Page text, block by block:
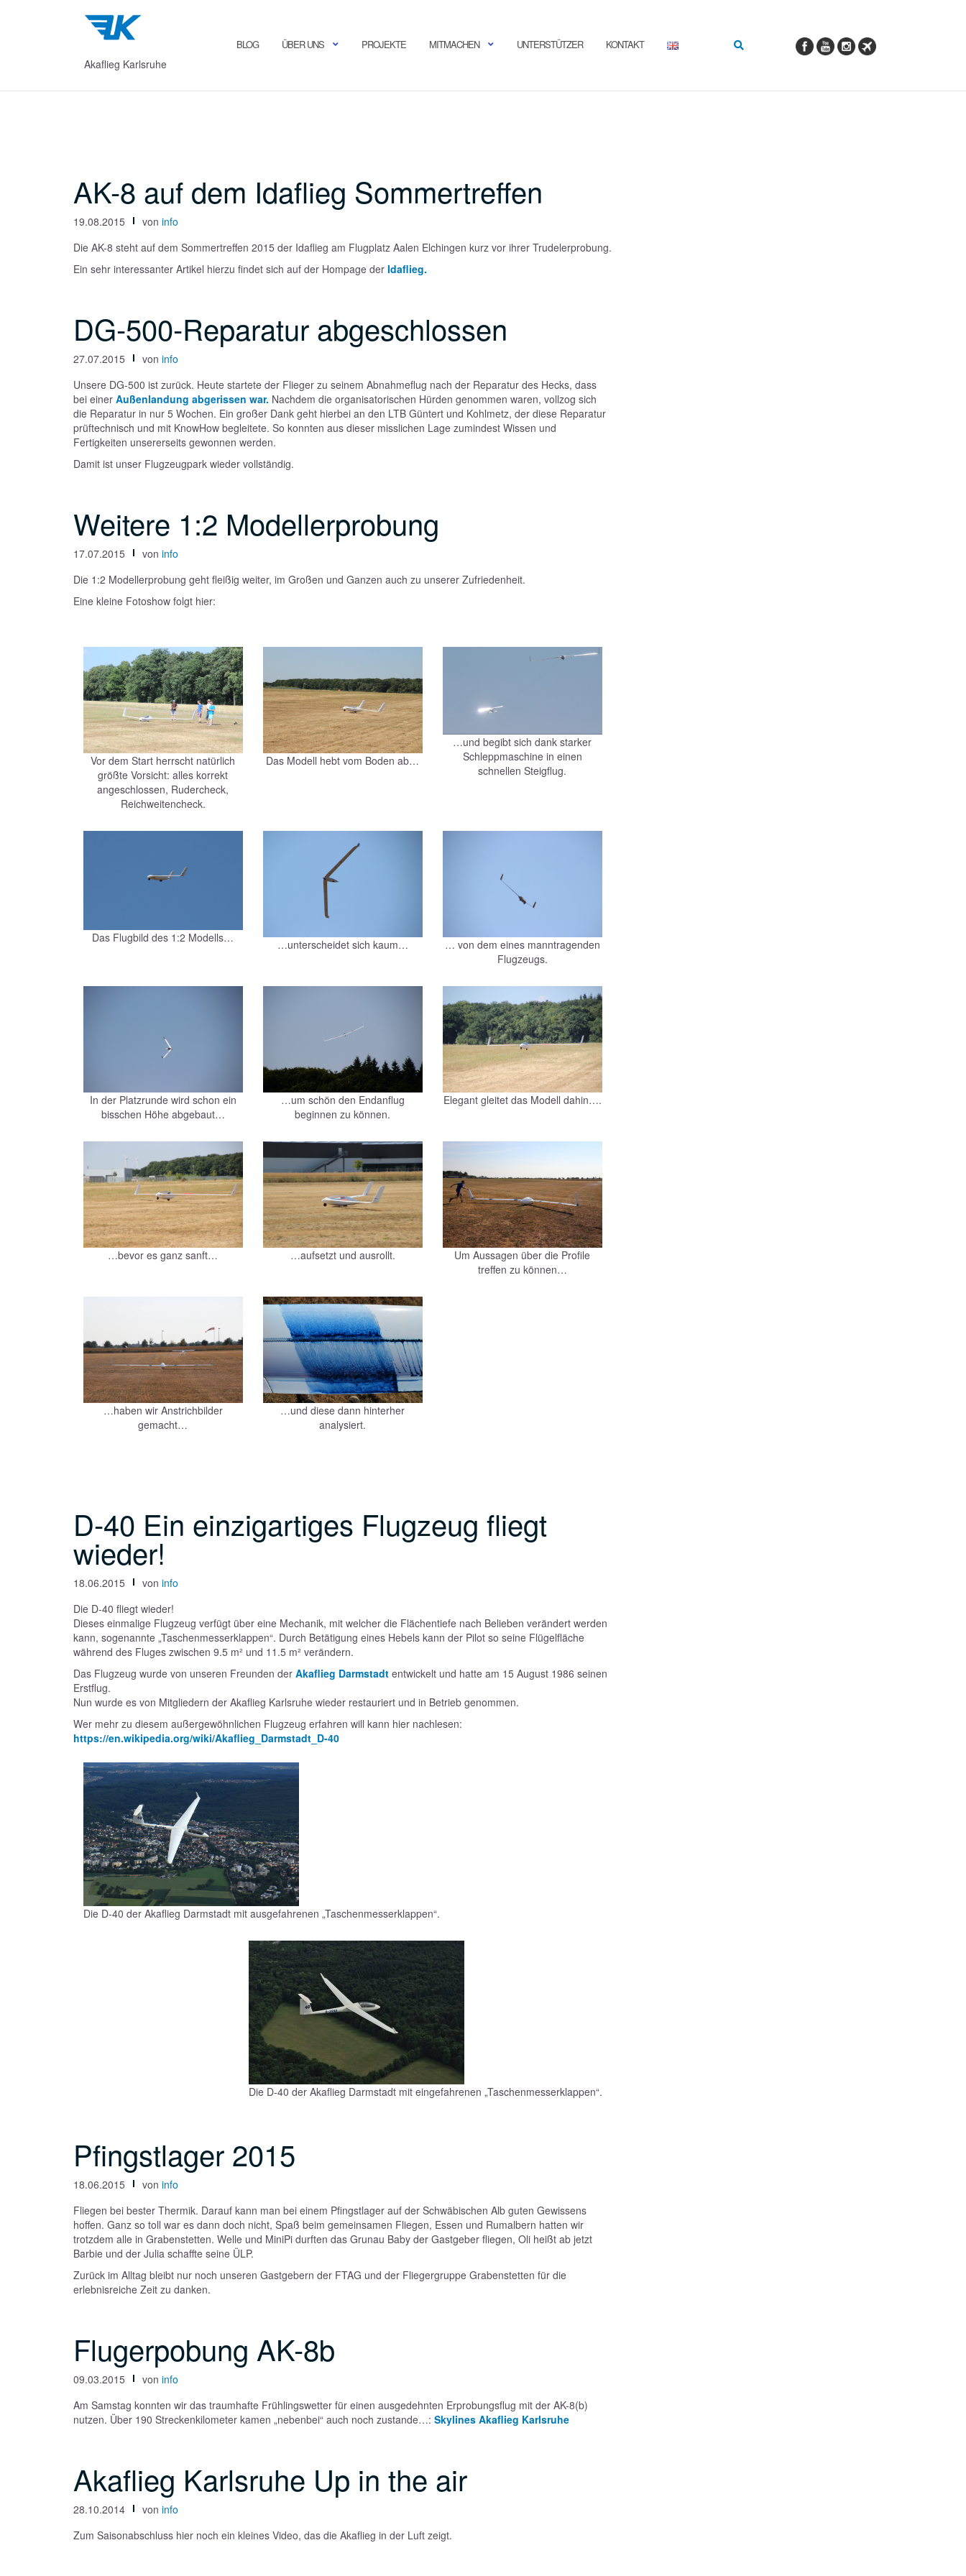
Akaflieg Karlsruhe
BLOG ÜBER UNS PROJEKTE MITMACHEN UNTERSTÜTZER KONTAKT
AK-8 auf dem Idaflieg Sommertreffen
19.08.2015 von info
Die AK-8 steht auf dem Sommertreffen 2015 der Idaflieg am Flugplatz Aalen Elchingen kurz vor ihrer Trudelerprobung.
Ein sehr interessanter Artikel hierzu findet sich auf der Hompage der Idaflieg.
DG-500-Reparatur abgeschlossen
27.07.2015 von info
Unsere DG-500 ist zurück. Heute startete der Flieger zu seinem Abnahmeflug nach der Reparatur des Hecks, dass
bei einer Außenlandung abgerissen war. Nachdem die organisatorischen Hürden genommen waren, vollzog sich
die Reparatur in nur 5 Wochen. Ein großer Dank geht hierbei an den LTB Güntert und Kohlmetz, der diese Reparatur
prüftechnisch und mit KnowHow begleitete. So konnten aus dieser misslichen Lage zumindest Wissen und
Fertigkeiten unsererseits gewonnen werden.
Damit ist unser Flugzeugpark wieder vollständig.
Weitere 1:2 Modellerprobung
17.07.2015 von info
Die 1:2 Modellerprobung geht fleißig weiter, im Großen und Ganzen auch zu unserer Zufriedenheit.
Eine kleine Fotoshow folgt hier:
Vor dem Start herrscht natürlich
größte Vorsicht: alles korrekt
angeschlossen, Rudercheck,
Reichweitencheck.
Das Modell hebt vom Boden ab…
…und begibt sich dank starker
Schleppmaschine in einen
schnellen Steigflug.
Das Flugbild des 1:2 Modells… …unterscheidet sich kaum…
… von dem eines manntragenden
Flugzeugs.
In der Platzrunde wird schon ein
bisschen Höhe abgebaut…
…um schön den Endanflug
beginnen zu können.
Elegant gleitet das Modell dahin….
…bevor es ganz sanft… …aufsetzt und ausrollt.
Um Aussagen über die Profile
treffen zu können…
…haben wir Anstrichbilder
gemacht…
…und diese dann hinterher
analysiert.
D-40 Ein einzigartiges Flugzeug fliegt
wieder!
18.06.2015 von info
Die D-40 fliegt wieder!
Dieses einmalige Flugzeug verfügt über eine Mechanik, mit welcher die Flächentiefe nach Belieben verändert werden
kann, sogenannte „Taschenmesserklappen“. Durch Betätigung eines Hebels kann der Pilot so seine Flügelfläche
während des Fluges zwischen 9.5 m² und 11.5 m² verändern.
Das Flugzeug wurde von unseren Freunden der Akaflieg Darmstadt entwickelt und hatte am 15 August 1986 seinen
Erstflug.
Nun wurde es von Mitgliedern der Akaflieg Karlsruhe wieder restauriert und in Betrieb genommen.
Wer mehr zu diesem außergewöhnlichen Flugzeug erfahren will kann hier nachlesen:
https://en.wikipedia.org/wiki/Akaflieg_Darmstadt_D-40
Die D-40 der Akaflieg Darmstadt mit ausgefahrenen „Taschenmesserklappen“.
Die D-40 der Akaflieg Darmstadt mit eingefahrenen „Taschenmesserklappen“.
Pfingstlager 2015
18.06.2015 von info
Fliegen bei bester Thermik. Darauf kann man bei einem Pfingstlager auf der Schwäbischen Alb guten Gewissens
hoffen. Ganz so toll war es dann doch nicht, Spaß beim gemeinsamen Fliegen, Essen und Rumalbern hatten wir
trotzdem alle in Grabenstetten. Welle und MiniPi durften das Grunau Baby der Gastgeber fliegen, Oli heißt ab jetzt
Barbie und der Julia schaffte seine ÜLP.
Zurück im Alltag bleibt nur noch unseren Gastgebern der FTAG und der Fliegergruppe Grabenstetten für die
erlebnisreiche Zeit zu danken.
Flugerpobung AK-8b
09.03.2015 von info
Am Samstag konnten wir das traumhafte Frühlingswetter für einen ausgedehnten Erprobungsflug mit der AK-8(b)
nutzen. Über 190 Streckenkilometer kamen „nebenbei“ auch noch zustande…: Skylines Akaflieg Karlsruhe
Akaflieg Karlsruhe Up in the air
28.10.2014 von info
Zum Saisonabschluss hier noch ein kleines Video, das die Akaflieg in der Luft zeigt.